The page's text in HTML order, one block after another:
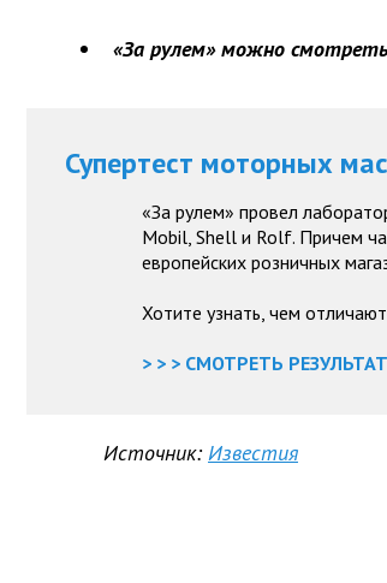
«За рулем» можно
Супертест моторных
«За рулем» провел
Mobil, Shell и Rolf. Причем
европейских розничных
Хотите узнать, чем
> > > СМОТРЕТЬ
Источник: Известия